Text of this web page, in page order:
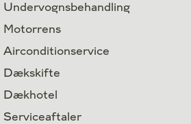
Undervognsbehandling
Motorrens
Airconditionservice
Dækskifte
Dækhotel
Serviceaftaler